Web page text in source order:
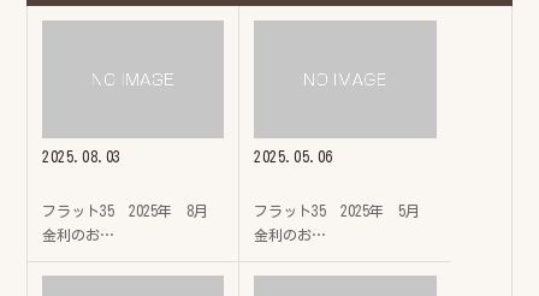
2025.08.03
フラット35 2025年 8月
金利のお…
2025.05.06
フラット35 2025年 5月
金利のお…